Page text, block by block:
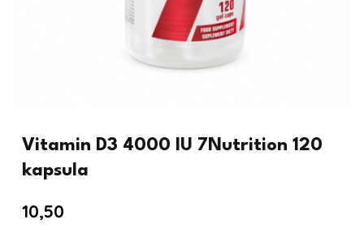
Vitamin D3 4000 IU 7Nutrition 120
kapsula
10,50